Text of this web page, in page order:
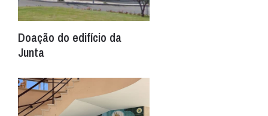
Doação do edifício da
Junta